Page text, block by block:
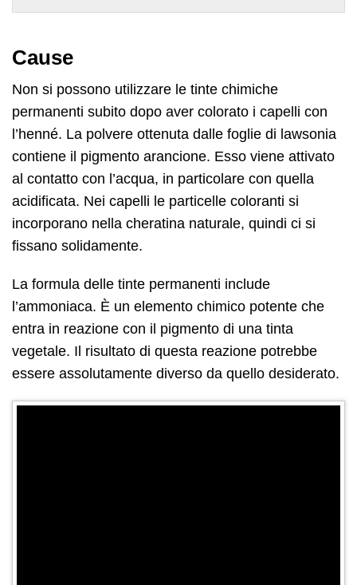
Cause
Non si possono utilizzare le tinte chimiche
permanenti subito dopo aver colorato i capelli con
l’henné. La polvere ottenuta dalle foglie di lawsonia
contiene il pigmento arancione. Esso viene attivato
al contatto con l’acqua, in particolare con quella
acidificata. Nei capelli le particelle coloranti si
incorporano nella cheratina naturale, quindi ci si
fissano solidamente.
La formula delle tinte permanenti include
l’ammoniaca. È un elemento chimico potente che
entra in reazione con il pigmento di una tinta
vegetale. Il risultato di questa reazione potrebbe
essere assolutamente diverso da quello desiderato.